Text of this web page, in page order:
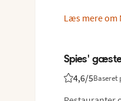
Læs mere om
Spies'
4,6/5Baseret
Bedømmelse fra